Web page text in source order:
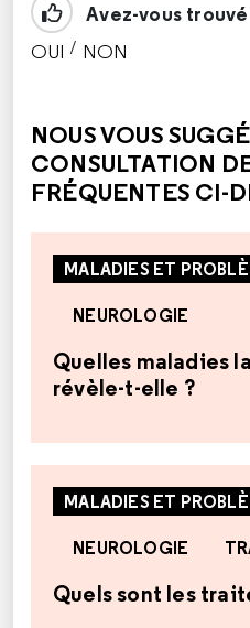
Avez-vous
OUI / NON
NOUS VOUS
CONSULTATION
FRÉQUENTES CI-
MALADIES ET
NEUROLOGIE
Quelles maladies
révèle-t-elle ?
MALADIES ET
NEUROLOGIE
Quels sont les